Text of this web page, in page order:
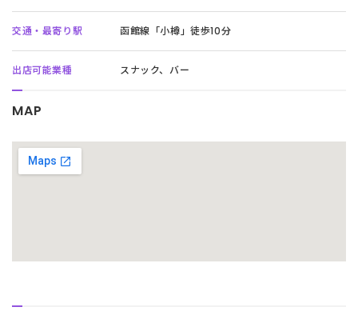
交通・最寄り駅 函館線「小樽」徒歩10分
出店可能業種 スナック、バー
MAP